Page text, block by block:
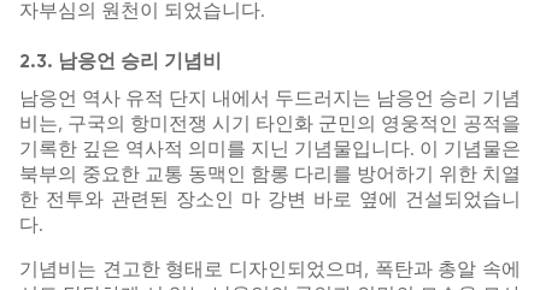
자부심의 원천이 되었습니다.
2.3. 남응언 승리 기념비
남응언 역사 유적 단지 내에서 두드러지는 남응언 승리 기념
비는, 구국의 항미전쟁 시기 타인화 군민의 영웅적인 공적을
기록한 깊은 역사적 의미를 지닌 기념물입니다. 이 기념물은
북부의 중요한 교통 동맥인 함롱 다리를 방어하기 위한 치열
한 전투와 관련된 장소인 마 강변 바로 옆에 건설되었습니
다.
기념비는 견고한 형태로 디자인되었으며, 폭탄과 총알 속에